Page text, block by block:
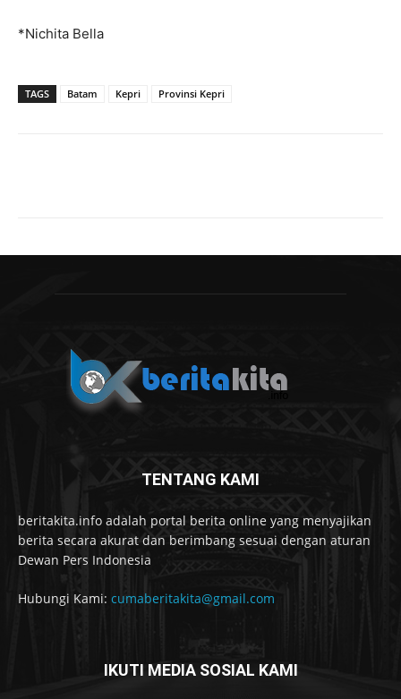
*Nichita Bella
TAGS Batam Kepri Provinsi Kepri
TENTANG KAMI
beritakita.info adalah portal berita online yang menyajikan
berita secara akurat dan berimbang sesuai dengan aturan
Dewan Pers Indonesia
Hubungi Kami: cumaberitakita@gmail.com
IKUTI MEDIA SOSIAL KAMI